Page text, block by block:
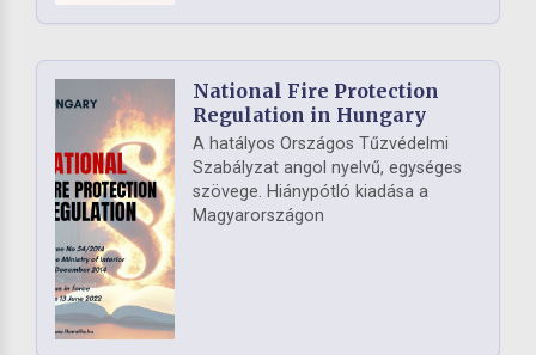
National Fire Protection
Regulation in Hungary
A hatályos Országos Tűzvédelmi
Szabályzat angol nyelvű, egységes
szövege. Hiánypótló kiadása a
Magyarországon